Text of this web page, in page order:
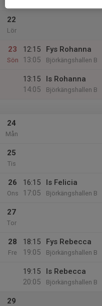
22
Lör
23
Sön
12:15
13:05
Fys Rohanna
Björkängshallen B
13:15
14:05
Is Rohanna
Björkängshallen B
24
Mån
25
Tis
26
Ons
16:15
17:05
Is Felicia
Björkängshallen B
27
Tor
28
Fre
18:15
19:05
Fys Rebecca
Björkängshallen B
19:15
20:05
Is Rebecca
Björkängshallen B
29